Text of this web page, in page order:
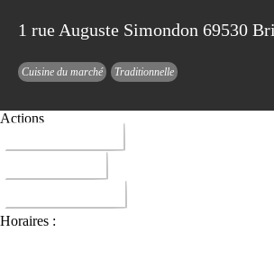
1 rue Auguste Simondon 69530
Cuisine du marché Traditionnelle
Actions
Horaires :